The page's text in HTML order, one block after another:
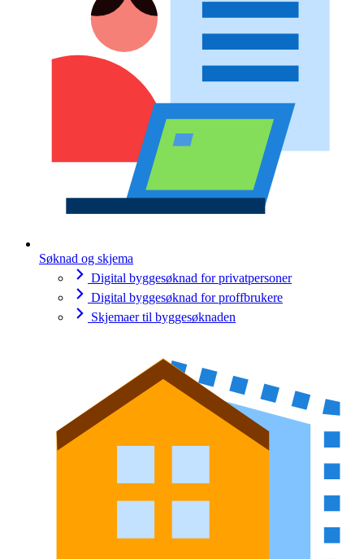
Søknad og skjema
Digital byggesøknad for privatpersoner
Digital byggesøknad for proffbrukere
Skjemaer til byggesøknaden